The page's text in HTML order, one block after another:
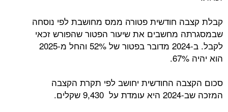
קבלת קצבה חודשית פטורה ממס מחושבת לפי נוסחה
שבמסגרתה מחשבים את שיעור הפטור שהפורש זכאי
לקבל. ב-2024 מדובר בפטור של 52% והחל מ-2025
הוא יהיה 67%.
סכום הקצבה החודשית יחושב לפי תקרת הקצבה
המזכה שב-2024 היא עומדת על 9,430 שקלים.